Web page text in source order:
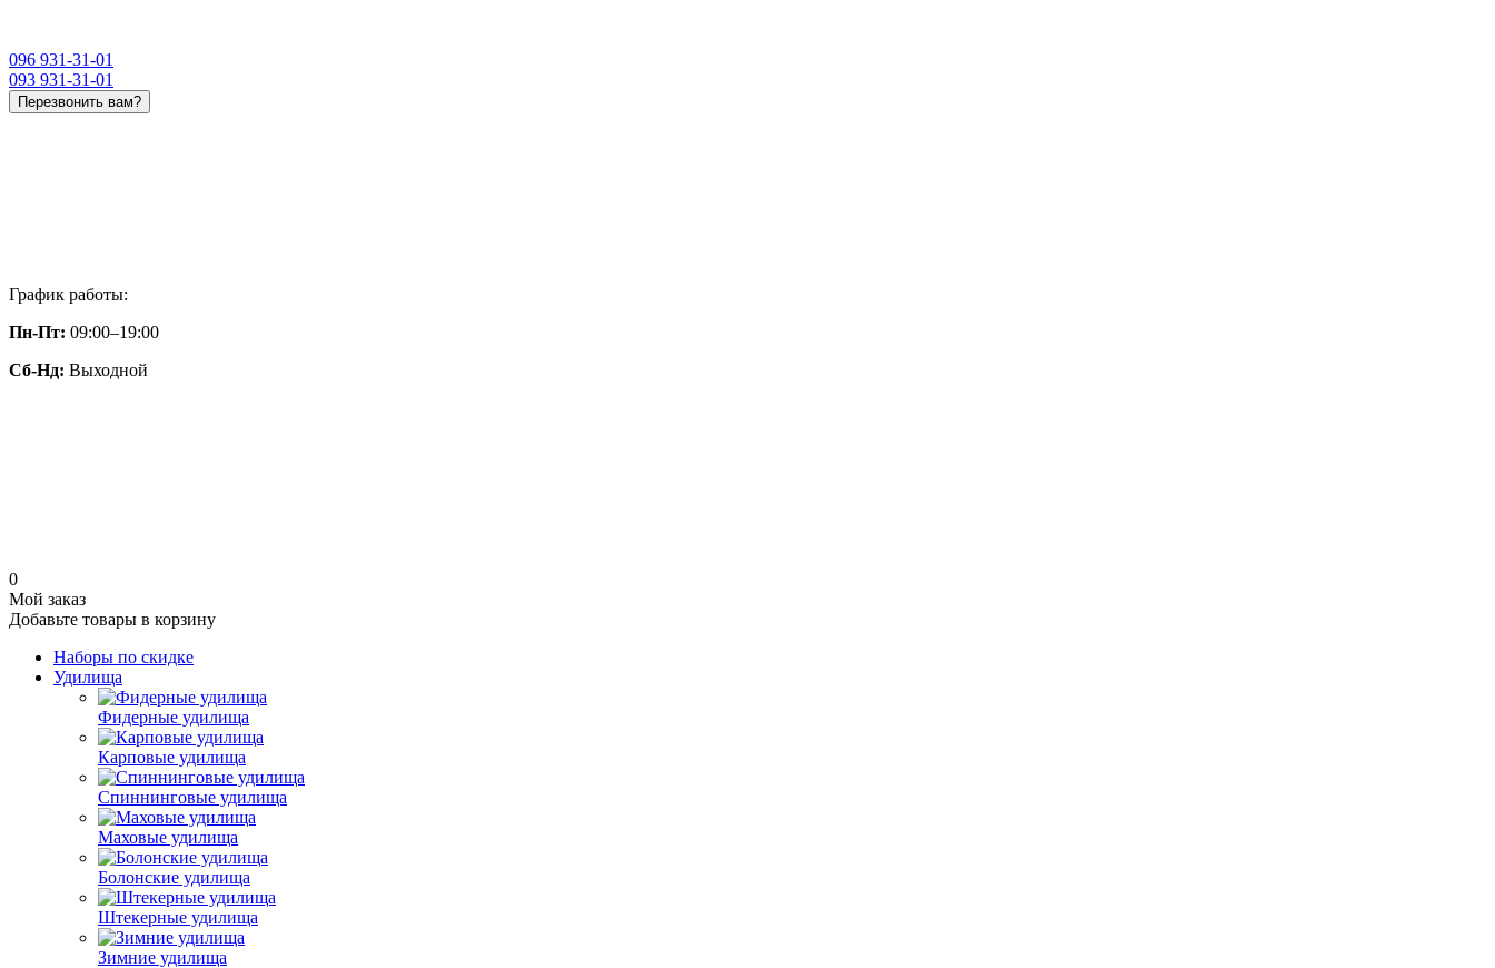
096 931-31-01
093 931-31-01
Перезвонить вам?
График работы:
Пн-Пт: 09:00–19:00
Сб-Нд: Выходной
0
Мой заказ
Добавьте товары в корзину
Наборы по скидке
Удилища
Фидерные удилища
Карповые удилища
Спиннинговые удилища
Маховые удилища
Болонские удилища
Штекерные удилища
Зимние удилища